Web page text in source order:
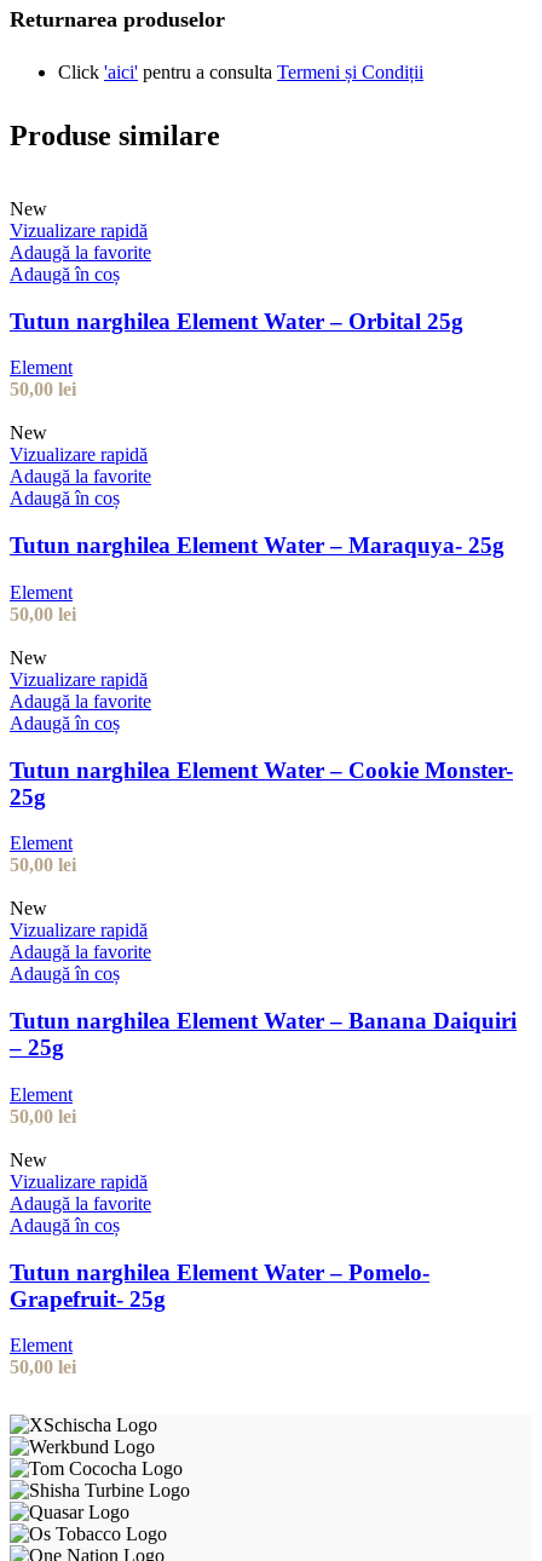
Returnarea produselor
Click 'aici' pentru a consulta Termeni și Condiții
Produse similare
New
Vizualizare rapidă
Adaugă la favorite
Adaugă în coș
Tutun narghilea Element Water – Orbital 25g
Element
50,00 lei
New
Vizualizare rapidă
Adaugă la favorite
Adaugă în coș
Tutun narghilea Element Water – Maraquya- 25g
Element
50,00 lei
New
Vizualizare rapidă
Adaugă la favorite
Adaugă în coș
Tutun narghilea Element Water – Cookie Monster-
25g
Element
50,00 lei
New
Vizualizare rapidă
Adaugă la favorite
Adaugă în coș
Tutun narghilea Element Water – Banana Daiquiri
– 25g
Element
50,00 lei
New
Vizualizare rapidă
Adaugă la favorite
Adaugă în coș
Tutun narghilea Element Water – Pomelo-
Grapefruit- 25g
Element
50,00 lei